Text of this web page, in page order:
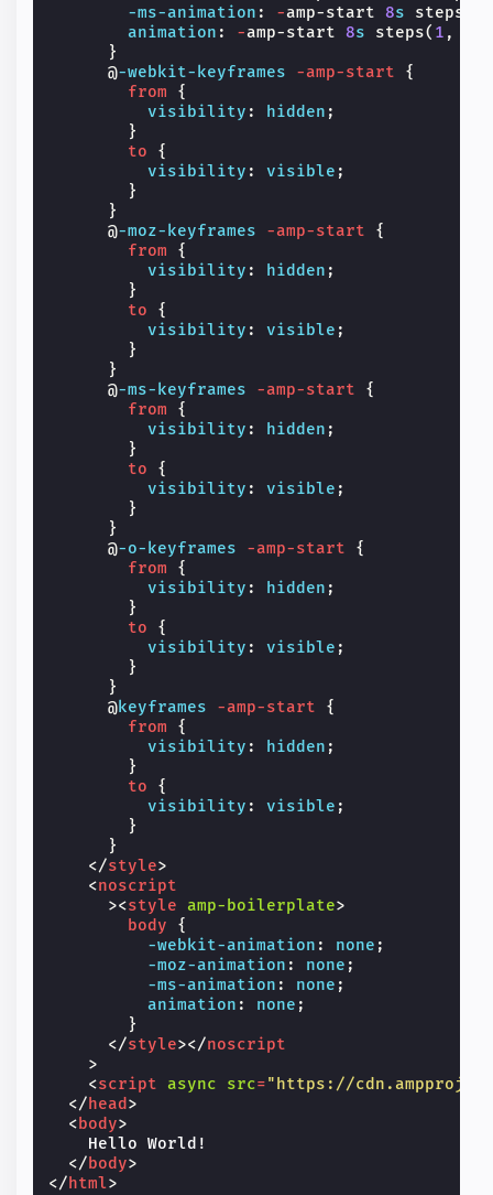
-ms-animation : -amp-start 8s steps
animation : -amp-start 8s steps( 1 ,
}
@-webkit-keyframes -amp-start
{
from
{
visibility : hidden ;
}
to
{
visibility : visible ;
}
}
@-moz-keyframes -amp-start
{
from
{
visibility : hidden ;
}
to
{
visibility : visible ;
}
}
@-ms-keyframes -amp-start
{
from
{
visibility : hidden ;
}
to
{
visibility : visible ;
}
}
@-o-keyframes -amp-start
{
from
{
visibility : hidden ;
}
to
{
visibility : visible ;
}
}
@keyframes -amp-start
{
from
{
visibility : hidden ;
}
to
{
visibility : visible ;
}
}
</style>
<noscript
><style amp-boilerplate>
body
{
-webkit-animation : none ;
-moz-animation : none ;
-ms-animation : none ;
animation : none ;
}
</style></noscript
>
<script async src="https://
</ head >
<body>
    Hello World!
</body>
</ html>